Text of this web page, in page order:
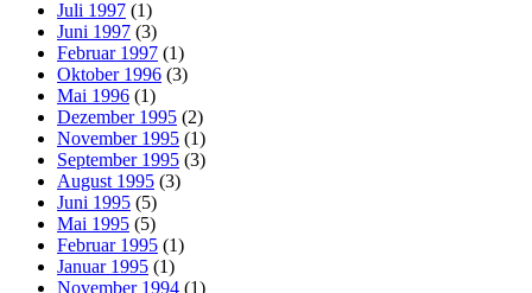
Juli 1997 (1)
Juni 1997 (3)
Februar 1997 (1)
Oktober 1996 (3)
Mai 1996 (1)
Dezember 1995 (2)
November 1995 (1)
September 1995 (3)
August 1995 (3)
Juni 1995 (5)
Mai 1995 (5)
Februar 1995 (1)
Januar 1995 (1)
November 1994 (1)